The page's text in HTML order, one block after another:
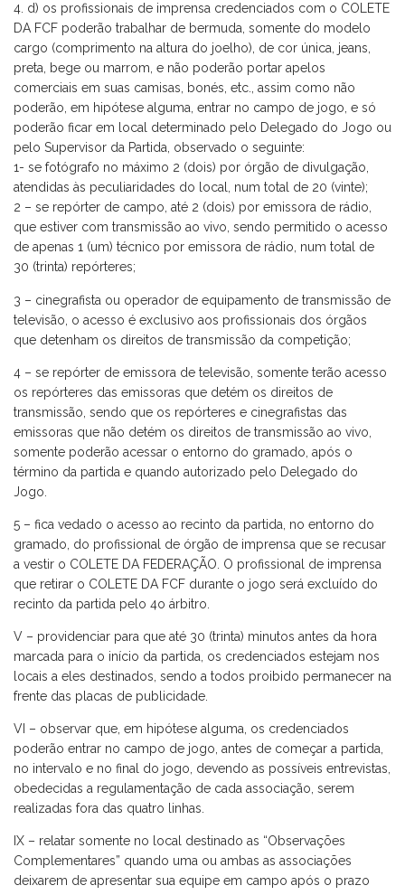
d) os profissionais de imprensa credenciados com o COLETE
DA FCF poderão trabalhar de bermuda, somente do modelo
cargo (comprimento na altura do joelho), de cor única, jeans,
preta, bege ou marrom, e não poderão portar apelos
comerciais em suas camisas, bonés, etc., assim como não
poderão, em hipótese alguma, entrar no campo de jogo, e só
poderão ficar em local determinado pelo Delegado do Jogo ou
pelo Supervisor da Partida, observado o seguinte:
1- se fotógrafo no máximo 2 (dois) por órgão de divulgação,
atendidas às peculiaridades do local, num total de 20 (vinte);
2 – se repórter de campo, até 2 (dois) por emissora de rádio,
que estiver com transmissão ao vivo, sendo permitido o acesso
de apenas 1 (um) técnico por emissora de rádio, num total de
30 (trinta) repórteres;
3 – cinegrafista ou operador de equipamento de transmissão de
televisão, o acesso é exclusivo aos profissionais dos órgãos
que detenham os direitos de transmissão da competição;
4 – se repórter de emissora de televisão, somente terão acesso
os repórteres das emissoras que detém os direitos de
transmissão, sendo que os repórteres e cinegrafistas das
emissoras que não detém os direitos de transmissão ao vivo,
somente poderão acessar o entorno do gramado, após o
término da partida e quando autorizado pelo Delegado do
Jogo.
5 – fica vedado o acesso ao recinto da partida, no entorno do
gramado, do profissional de órgão de imprensa que se recusar
a vestir o COLETE DA FEDERAÇÃO. O profissional de imprensa
que retirar o COLETE DA FCF durante o jogo será excluído do
recinto da partida pelo 4o árbitro.
V – providenciar para que até 30 (trinta) minutos antes da hora
marcada para o início da partida, os credenciados estejam nos
locais a eles destinados, sendo a todos proibido permanecer na
frente das placas de publicidade.
VI – observar que, em hipótese alguma, os credenciados
poderão entrar no campo de jogo, antes de começar a partida,
no intervalo e no final do jogo, devendo as possíveis entrevistas,
obedecidas a regulamentação de cada associação, serem
realizadas fora das quatro linhas.
IX – relatar somente no local destinado as “Observações
Complementares” quando uma ou ambas as associações
deixarem de apresentar sua equipe em campo após o prazo